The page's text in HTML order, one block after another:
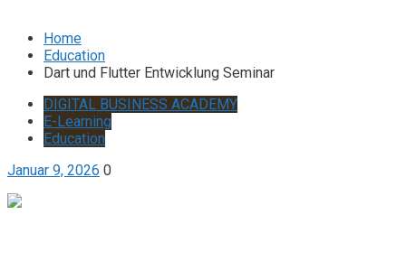
Home
Education
Dart und Flutter Entwicklung Seminar
DIGITAL BUSINESS ACADEMY
E-Learning
Education
Januar 9, 2026 0